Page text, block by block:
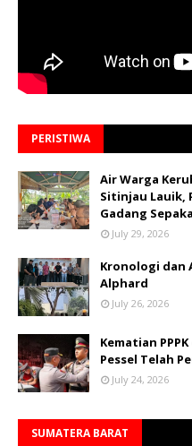
PERISTIWA
Air Warga
Sitinjau Lauik,
Gadang
July 29, 2026
Kronologi dan
Alphard
July 26, 2026
Kematian
Pessel Telah
July 24, 2026
SUMATERA BARAT